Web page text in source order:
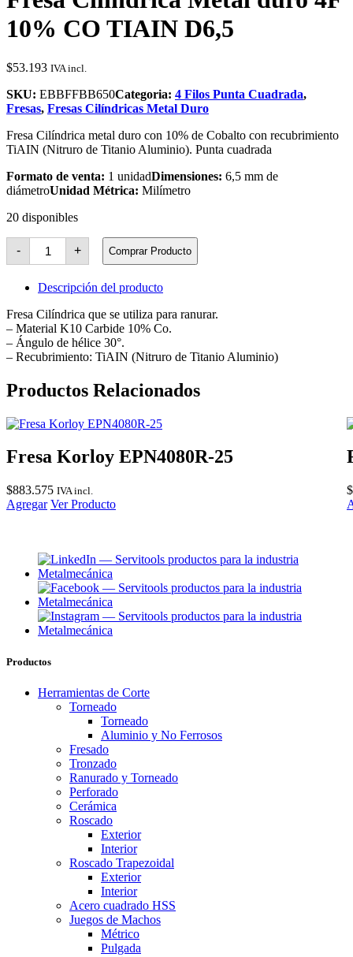
10% CO TIAIN D6,5
$53.193 IVA incl.
SKU: EBBFFBB650Categoria: 4 Filos Punta Cuadrada,
Fresas, Fresas Cilíndricas Metal Duro
Fresa Cilíndrica metal duro con 10% de Cobalto con recubrimiento
TiAIN (Nitruro de Titanio Aluminio). Punta cuadrada
Formato de venta: 1 unidadDimensiones: 6,5 mm de
diámetroUnidad Métrica: Milímetro
20 disponibles
-
Fresa
Cilíndrica
Metal
duro
4F
CO
TIAIN
D6,5
cantidad
+ Comprar Producto
Descripción del producto
Fresa Cilíndrica que se utiliza para ranurar.
– Material K10 Carbide 10% Co.
– Ángulo de hélice 30°.
– Recubrimiento: TiAIN (Nitruro de Titanio Aluminio)
Productos Relacionados
Fresa Korloy EPN4080R-25
$883.575 IVA incl.
Agregar Ver Producto
$
Productos
Herramientas de Corte
Torneado
Torneado
Aluminio y No Ferrosos
Fresado
Tronzado
Ranurado y Torneado
Perforado
Cerámica
Roscado
Exterior
Interior
Roscado Trapezoidal
Exterior
Interior
Acero cuadrado HSS
Juegos de Machos
Métrico
Pulgada